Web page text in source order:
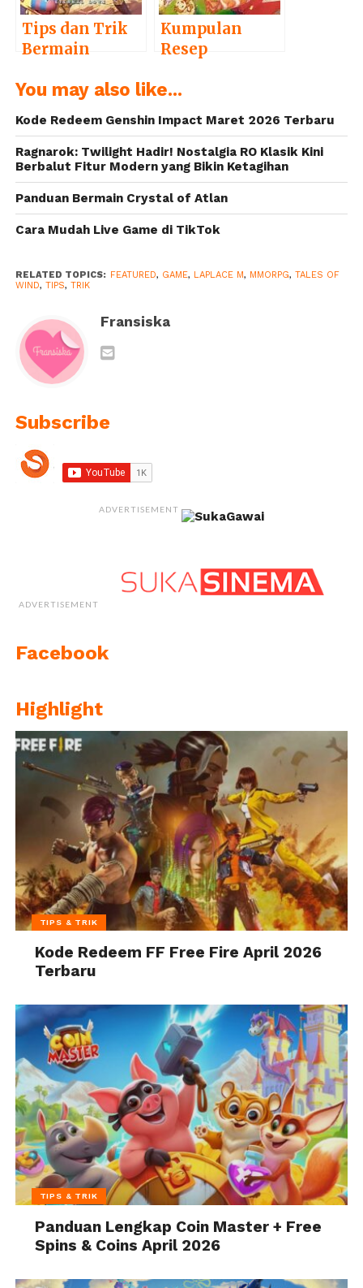
Tips dan Trik
Bermain
Eternal Love
Kumpulan
Resep
Ragnarok M:
You may also like...
Kode Redeem Genshin Impact Maret 2026 Terbaru
Ragnarok: Twilight Hadir! Nostalgia RO Klasik Kini
Berbalut Fitur Modern yang Bikin Ketagihan
Panduan Bermain Crystal of Atlan
Cara Mudah Live Game di TikTok
RELATED TOPICS: FEATURED, GAME, LAPLACE M, MMORPG, TALES OF
WIND, TIPS, TRIK
Fransiska
Subscribe
ADVERTISEMENT
ADVERTISEMENT
Facebook
Highlight
TIPS & TRIK
Kode Redeem FF Free Fire April 2026
Terbaru
TIPS & TRIK
Panduan Lengkap Coin Master + Free
Spins & Coins April 2026